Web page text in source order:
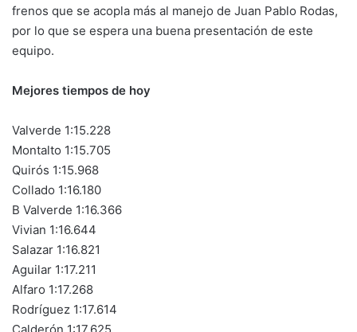
frenos que se acopla más al manejo de Juan Pablo Rodas,
por lo que se espera una buena presentación de este
equipo.
Mejores tiempos de hoy
Valverde 1:15.228
Montalto 1:15.705
Quirós 1:15.968
Collado 1:16.180
B Valverde 1:16.366
Vivian 1:16.644
Salazar 1:16.821
Aguilar 1:17.211
Alfaro 1:17.268
Rodríguez 1:17.614